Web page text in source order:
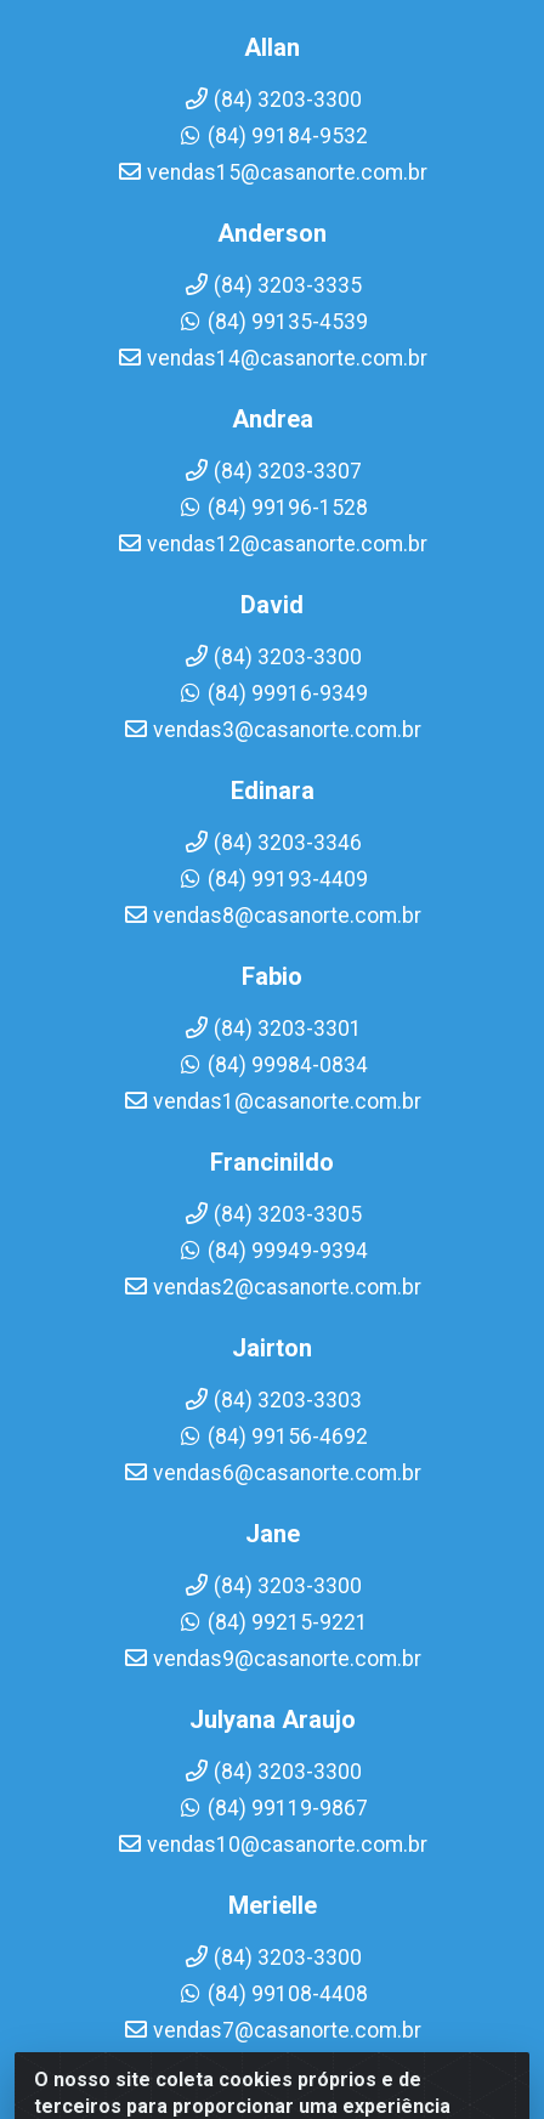
O nosso site coleta cookies próprios e de
terceiros para proporcionar uma experiência
Allan
(84) 3203-3300
(84) 99184-9532
vendas15@casanorte.com.br
Anderson
(84) 3203-3335
(84) 99135-4539
vendas14@casanorte.com.br
Andrea
(84) 3203-3307
(84) 99196-1528
vendas12@casanorte.com.br
David
(84) 3203-3300
(84) 99916-9349
vendas3@casanorte.com.br
Edinara
(84) 3203-3346
(84) 99193-4409
vendas8@casanorte.com.br
Fabio
(84) 3203-3301
(84) 99984-0834
vendas1@casanorte.com.br
Francinildo
(84) 3203-3305
(84) 99949-9394
vendas2@casanorte.com.br
Jairton
(84) 3203-3303
(84) 99156-4692
vendas6@casanorte.com.br
Jane
(84) 3203-3300
(84) 99215-9221
vendas9@casanorte.com.br
Julyana Araujo
(84) 3203-3300
(84) 99119-9867
vendas10@casanorte.com.br
Merielle
(84) 3203-3300
(84) 99108-4408
vendas7@casanorte.com.br
Casa Norte LTDA - Av. Interventor Mário Câmara, 1815 -